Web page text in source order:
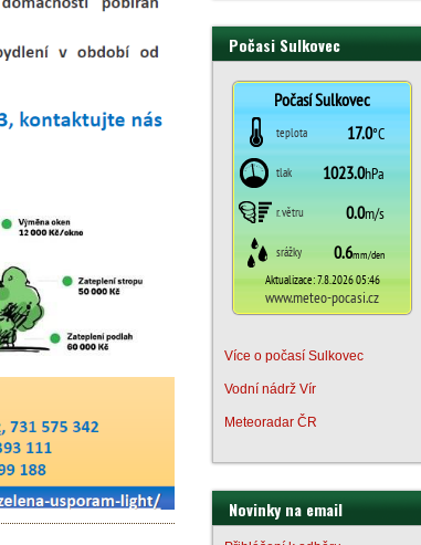
Počasi Sulkovec
Více o počasí Sulkovec
Vodní nádrž Vír
Meteoradar ČR
Novinky na email